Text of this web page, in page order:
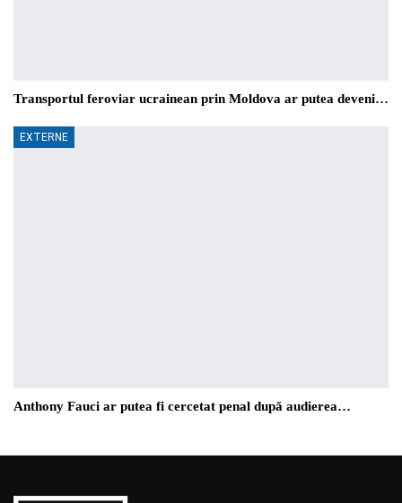
Transportul feroviar ucrainean prin Moldova ar putea deveni…
EXTERNE
Anthony Fauci ar putea fi cercetat penal după audierea…